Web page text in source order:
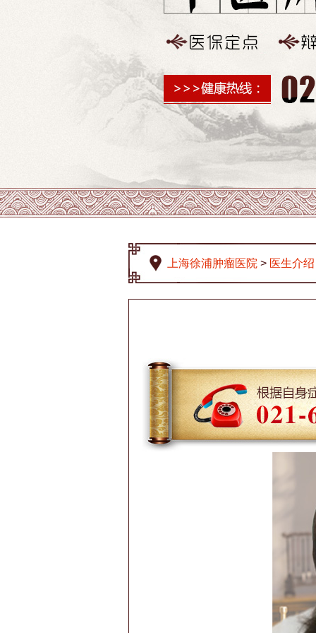
上海徐浦肿瘤医院 > 医生介绍